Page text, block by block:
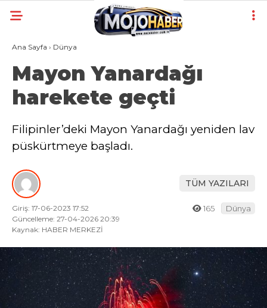
Ana Sayfa › Dünya
Mayon Yanardağı
harekete geçti
Filipinler’deki Mayon Yanardağı yeniden lav
püskürtmeye başladı.
TÜM YAZILARI
Giriş: 17-06-2023 17:52
Güncelleme: 27-04-2026 20:39
Kaynak: HABER MERKEZİ
165 Dünya